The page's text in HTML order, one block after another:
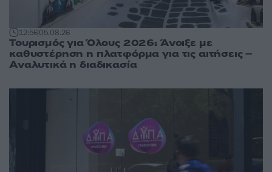
12:5605.08.26
Τουρισμός για Όλους 2026: Άνοιξε με
καθυστέρηση η πλατφόρμα για τις αιτήσεις –
Αναλυτικά η διαδικασία